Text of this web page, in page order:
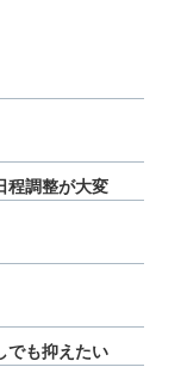
程調整が大変
でも抑えたい